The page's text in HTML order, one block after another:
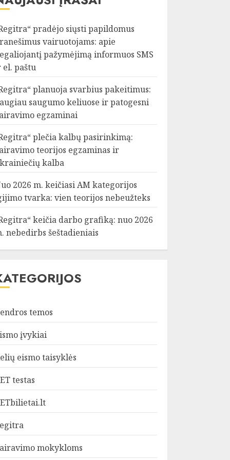
pradėjo siųsti papildomus
vairuotojams: apie
pažymėjimą informuos SMS
el. paštu
planuoja svarbius pakeitimus:
saugumo keliuose ir patogesni
egzaminai
plečia kalbų pasirinkimą:
teorijos egzaminas ir
kalba
2026 m. keičiasi AM kategorijos
tvarka: vien teorijos nebeužteks
keičia darbo grafiką: nuo 2026
nebedirbs šeštadieniais
temos
įvykiai
eismo taisyklės
testas
mokykloms